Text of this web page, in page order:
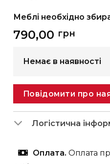
Меблі необхідно
790,00 грн
Немає в наявності
Повідомити про
Логістична
Оплата. Оплата